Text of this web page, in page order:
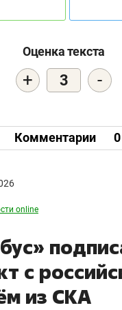
Оценка текста
+ 3 -
Комментарии 0
online
с
из СКА